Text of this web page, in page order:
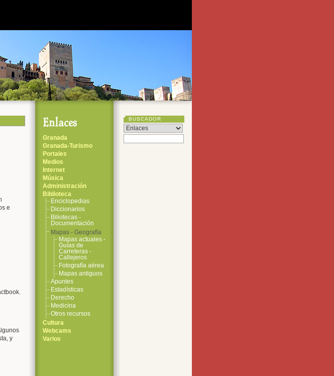
e
y
Granada
Granada-Turismo
Portales
Medios
Internet
Música
Administración
Biblioteca
Enciclopedias
Diccionarios
Biliotecas -
Documentación
Mapas - Geografía
Mapas actuales -
Guías de
Carreteras -
Callejeros
Fotografía aérea
Mapas antiguos
Apuntes
Estadísticas
Derecho
Medicina
Otros recursos
Cultura
Webcams
Varios
BUSCADOR